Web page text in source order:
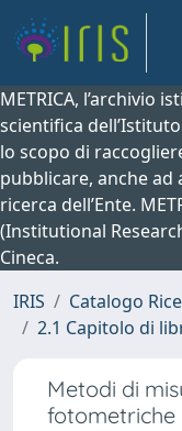
METRICA, l’archivio
scientifica
lo scopo di
pubblicare, anche
ricerca dell’Ente.
(Institutional
Cineca.
IRIS
Catalogo
2.1 Capitolo di
Metodi di
fotometriche